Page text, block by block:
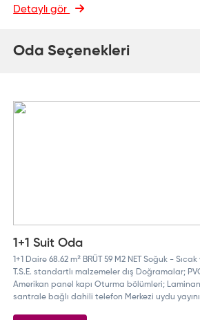
Detaylı gör
Oda Seçenekleri
1+1 Suit Oda
1+1 Daire 68.62 m² BRÜT 59 M2 NET Soğuk -
T.S.E. standartlı malzemeler dış Doğramalar;
Amerikan panel kapı Oturma bölümleri;
santrale bağlı dahili telefon Merkezi uydu yayını